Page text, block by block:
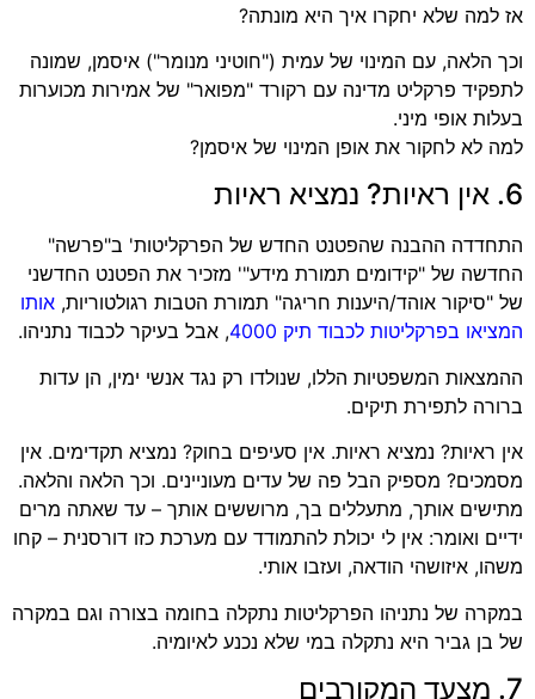
אז למה שלא יחקרו איך היא מונתה?
וכך הלאה, עם המינוי של עמית ("חוטיני מנומר") איסמן, שמונה
לתפקיד פרקליט מדינה עם רקורד "מפואר" של אמירות מכוערות
בעלות אופי מיני.
למה לא לחקור את אופן המינוי של איסמן?
6. אין ראיות? נמציא ראיות
התחדדה ההבנה שהפטנט החדש של הפרקליטות' ב"פרשה"
החדשה של "קידומים תמורת מידע"' מזכיר את הפטנט החדשני
של "סיקור אוהד/היענות חריגה" תמורת הטבות רגולטוריות, אותו
המציאו בפרקליטות לכבוד תיק 4000
, אבל בעיקר לכבוד נתניהו.
ההמצאות המשפטיות הללו, שנולדו רק נגד אנשי ימין, הן עדות
ברורה לתפירת תיקים.
אין ראיות? נמציא ראיות. אין סעיפים בחוק? נמציא תקדימים. אין
מסמכים? מספיק הבל פה של עדים מעוניינים. וכך הלאה והלאה.
מתישים אותך, מתעללים בך, מרוששים אותך – עד שאתה מרים
ידיים ואומר: אין לי יכולת להתמודד עם מערכת כזו דורסנית – קחו
משהו, איזושהי הודאה, ועזבו אותי.
במקרה של נתניהו הפרקליטות נתקלה בחומה בצורה וגם במקרה
של בן גביר היא נתקלה במי שלא נכנע לאיומיה.
7. מצעד המקורבים